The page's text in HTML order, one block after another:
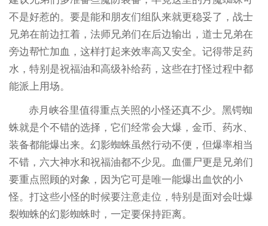
不是好惹的。要是能和朋友们组队来就更稳妥了，战士
兄弟在前边扛着，法师兄弟们在后边输出，道士兄弟在
旁边帮忙加血，这样打起来效率高又安全。记得带足药
水，特别是祝福油和高级补给药，这些在打怪过程中都
能派上用场。
赤月峡谷里值得重点关照的小怪还真不少。黑锷蜘
蛛就是个不错的选择，它们经常会大爆，金币、药水、
装备都能爆出来。幻影蜘蛛虽然行动不便，但爆率相当
不错，六大神水和祝福油都不少见。血僵尸更是兄弟们
要重点照顾的对象，因为它可是唯一能爆出血饮的小
怪。打这些小怪的时候要注意走位，特别是面对会吐爆
裂蜘蛛的幻影蜘蛛时，一定要保持距离。